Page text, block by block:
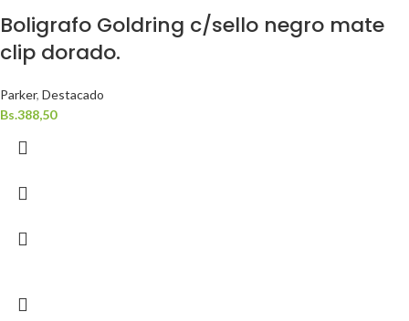
Boligrafo Goldring c/sello negro mate
clip dorado.
Parker, Destacado
Bs.388,50